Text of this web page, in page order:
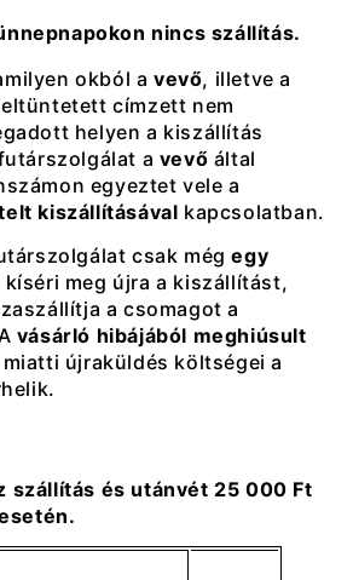
nincs szállítás.
okból a vevő, illetve a
címzett nem
helyen a kiszállítás
a vevő által
egyeztet vele a
kiszállításával kapcsolatban.
csak mégegy
kíséri meg újra a kiszállítást,
a csomagot a
vásárló hibájából meghiúsult
miatti újraküldés költségei a
szállítás és utánvét 25 000 Ft